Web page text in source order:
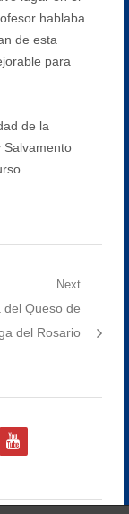
hablaba
de esta
para
de la
Salvamento
Next
del Queso de
del Rosario
youtube